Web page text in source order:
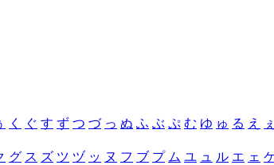
く ぐ す ず つ づ っ ぬ ふ ぶ ぷ む ゆ ゅ る え ぇ
グ ス ズ ツ ヅ ッ ヌ フ ブ プ ム ユ ュ ル エ ェ